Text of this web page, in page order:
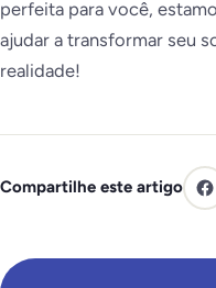
perfeita para você,
ajudar a transformar seu
realidade!
Compartilhe este artigo